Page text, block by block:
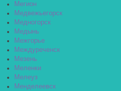
Мегион
Медвежьегорск
Медногорск
Медынь
Межгорье
Междуреченск
Мезень
Меленки
Мелеуз
Менделеевск